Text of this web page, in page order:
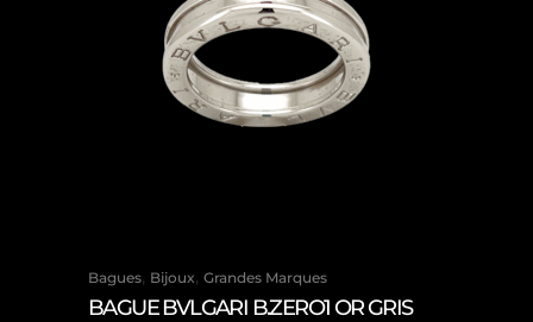
Bagues, Bijoux, Grandes Marques
BAGUE BVLGARI B.ZERO1 OR GRIS